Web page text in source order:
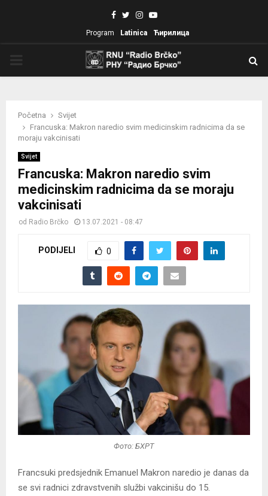
Facebook
TwitterInstagram
Youtube
Program Latinica Ћирилица
Početna
Svijet
Francuska: Makron naredio svim medicinskim radnicima da se
moraju vakcinisati
Svijet
Francuska: Makron naredio svim
medicinskim radnicima da se moraju
vakcinisati
od Radio Brčko 13.07.2021 - 08:47
PODIJELI 0
Фото: БХРТ
Francsuki predsjednik Emanuel Makron naredio je danas da
se svi radnici zdravstvenih službi vakcinišu do 15.